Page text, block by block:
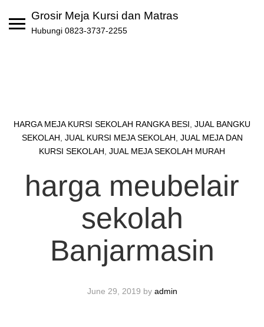
Grosir Meja Kursi dan Matras
Hubungi 0823-3737-2255
HARGA MEJA KURSI SEKOLAH RANGKA BESI JUAL BANGKU
SEKOLAH JUAL KURSI MEJA SEKOLAH JUAL MEJA DAN
KURSI SEKOLAH JUAL MEJA SEKOLAH MURAH
harga meubelair
sekolah
Banjarmasin
June 29, 2019 by admin